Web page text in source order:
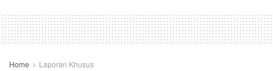
Home Laporan Khusus